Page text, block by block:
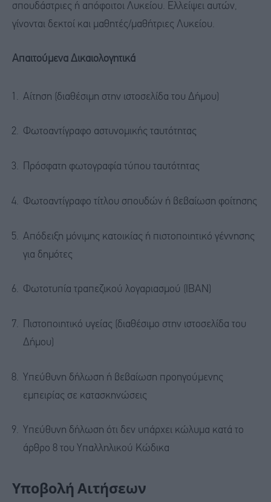
σπουδάστριες ή απόφοιτοι Λυκείου. Ελλείψει αυτών,
γίνονται δεκτοί και μαθητές/μαθήτριες Λυκείου.
Απαιτούμενα Δικαιολογητικά
Αίτηση (διαθέσιμη στην ιστοσελίδα του Δήμου)
Φωτοαντίγραφο αστυνομικής ταυτότητας
Πρόσφατη φωτογραφία τύπου ταυτότητας
Φωτοαντίγραφο τίτλου σπουδών ή βεβαίωση φοίτησης
Απόδειξη μόνιμης κατοικίας ή πιστοποιητικό γέννησης
για δημότες
Φωτοτυπία τραπεζικού λογαριασμού (IBAN)
Πιστοποιητικό υγείας (διαθέσιμο στην ιστοσελίδα του
Δήμου)
Υπεύθυνη δήλωση ή βεβαίωση προηγούμενης
εμπειρίας σε κατασκηνώσεις
Υπεύθυνη δήλωση ότι δεν υπάρχει κώλυμα κατά το
άρθρο 8 του Υπαλληλικού Κώδικα
Υποβολή Αιτήσεων